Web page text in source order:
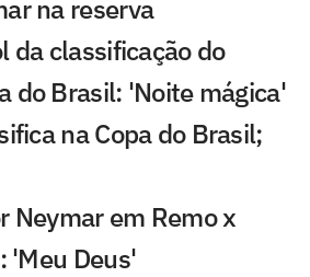
na reserva
da classificação do
do Brasil: 'Noite mágica'
na Copa do Brasil;
Neymar em Remo x
'Meu Deus'